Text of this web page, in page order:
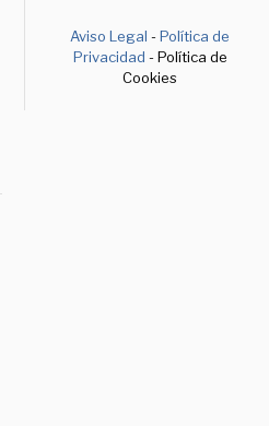
Aviso Legal -Política de
Privacidad - Política de
Cookies